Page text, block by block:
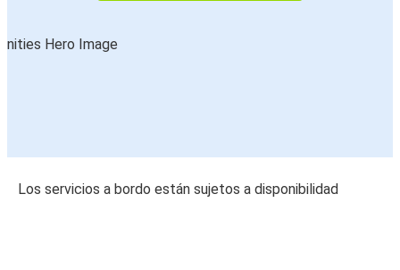
Los servicios a bordo están sujetos a disponibilidad